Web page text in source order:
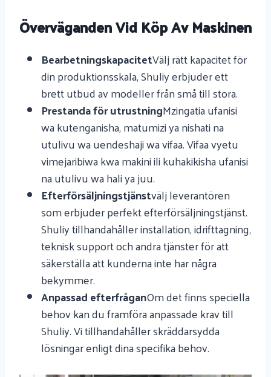
Överväganden Vid Köp Av Maskinen
BearbetningskapacitetVälj rätt kapacitet för
din produktionsskala, Shuliy erbjuder ett
brett utbud av modeller från små till stora.
Prestanda för utrustningMzingatia ufanisi
wa kutenganisha, matumizi ya nishati na
utulivu wa uendeshaji wa vifaa. Vifaa vyetu
vimejaribiwa kwa makini ili kuhakikisha ufanisi
na utulivu wa hali ya juu.
Efterförsäljningstjänstvälj leverantören
som erbjuder perfekt efterförsäljningstjänst.
Shuliy tillhandahåller installation, idrifttagning,
teknisk support och andra tjänster för att
säkerställa att kunderna inte har några
bekymmer.
Anpassad efterfråganOm det finns speciella
behov kan du framföra anpassade krav till
Shuliy. Vi tillhandahåller skräddarsydda
lösningar enligt dina specifika behov.